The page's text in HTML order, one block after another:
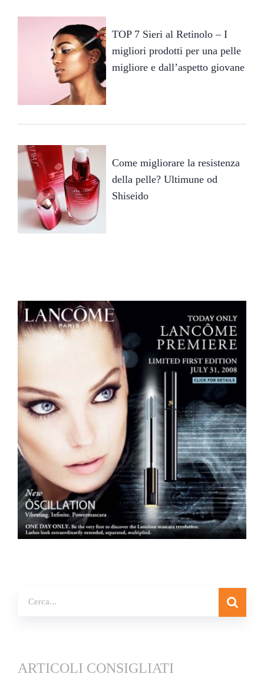
TOP 7 Sieri al Retinolo – I
migliori prodotti per una pelle
migliore e dall’aspetto giovane
Come migliorare la resistenza
della pelle? Ultimune od
Shiseido
ARTICOLI CONSIGLIATI